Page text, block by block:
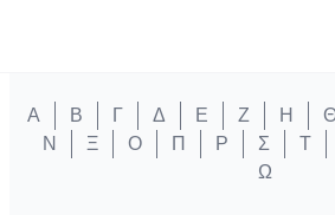
Α Β Γ Δ Ε Ζ Η
Ν
Ξ Ο Π Ρ Σ Τ
Ω